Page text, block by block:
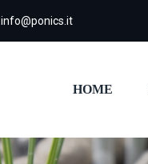
info@ponics.it
HOME